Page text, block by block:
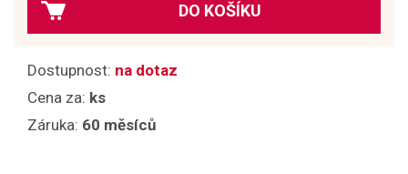
DO KOŠÍKU
Dostupnost: na dotaz
Cena za: ks
Záruka: 60 měsíců